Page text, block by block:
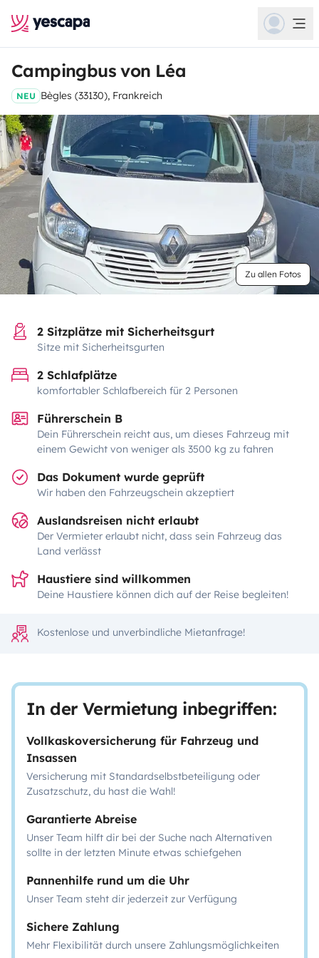
Campingbus von Léa
NEU Bègles (33130), Frankreich
Zu allen Fotos
2 Sitzplätze mit Sicherheitsgurt
Sitze mit Sicherheitsgurten
2 Schlafplätze
komfortabler Schlafbereich für 2 Personen
Führerschein B
Dein Führerschein reicht aus, um dieses Fahrzeug mit
einem Gewicht von weniger als 3500 kg zu fahren
Das Dokument wurde geprüft
Wir haben den Fahrzeugschein akzeptiert
Auslandsreisen nicht erlaubt
Der Vermieter erlaubt nicht, dass sein Fahrzeug das
Land verlässt
Haustiere sind willkommen
Deine Haustiere können dich auf der Reise begleiten!
Kostenlose und unverbindliche Mietanfrage!
In der Vermietung inbegriffen:
Vollkaskoversicherung für Fahrzeug und
Insassen
Versicherung mit Standardselbstbeteiligung oder
Zusatzschutz, du hast die Wahl!
Garantierte Abreise
Unser Team hilft dir bei der Suche nach Alternativen
sollte in der letzten Minute etwas schiefgehen
Pannenhilfe rund um die Uhr
Unser Team steht dir jederzeit zur Verfügung
Sichere Zahlung
Mehr Flexibilität durch unsere Zahlungsmöglichkeiten